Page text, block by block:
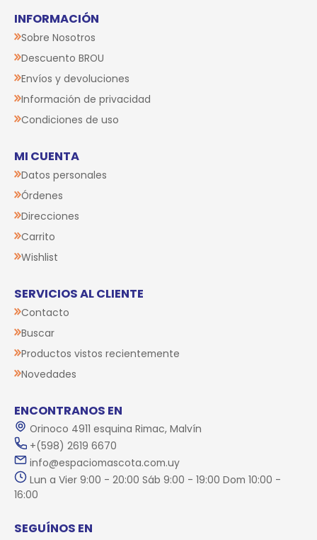
INFORMACIÓN
Sobre Nosotros
Descuento BROU
Envíos y devoluciones
Información de privacidad
Condiciones de uso
MI CUENTA
Datos personales
Órdenes
Direcciones
Carrito
Wishlist
SERVICIOS AL CLIENTE
Contacto
Buscar
Productos vistos recientemente
Novedades
ENCONTRANOS EN
Orinoco 4911 esquina Rimac, Malvín
+(598) 2619 6670
info@espaciomascota.com.uy
Lun a Vier 9:00 - 20:00 Sáb 9:00 - 19:00 Dom 10:00 -
16:00
SEGUÍNOS EN